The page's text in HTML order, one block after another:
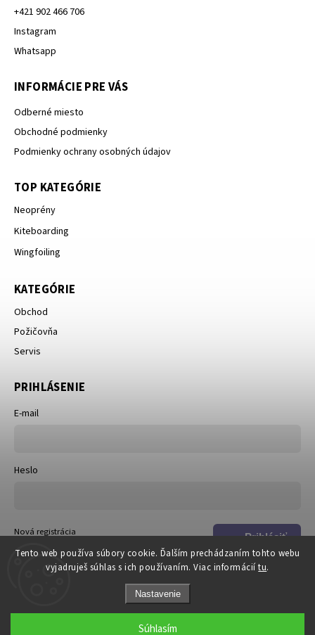
Tento web používa súbory cookie. Ďalším prechádzaním tohto webu
vyjadruješ súhlas s ich používaním. Viac informáciítu.
Nastavenie
Súhlasím
+421 902 466 706
Instagram
Whatsapp
INFORMÁCIE PRE VÁS
Odberné miesto
Obchodné podmienky
Podmienky ochrany osobných údajov
TOP KATEGÓRIE
Neoprény
Kiteboarding
Wingfoiling
KATEGÓRIE
Obchod
Požičovňa
Servis
PRIHLÁSENIE
E-mail
Heslo
Prihlásiť
sa
Nová registrácia
Zabudnuté heslo